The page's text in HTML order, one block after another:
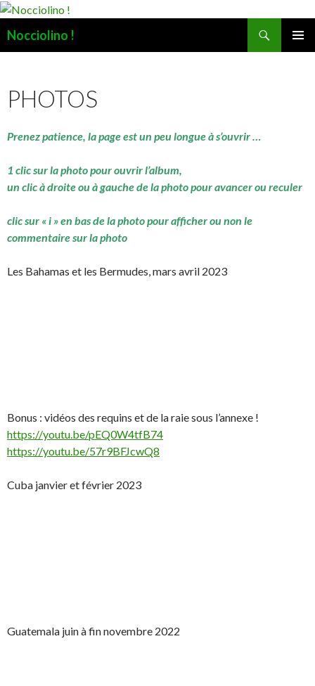
Nocciolino !
PHOTOS
Prenez patience, la page est un peu longue à s’ouvrir …
1 clic sur la photo pour ouvrir l’album,
un clic à droite ou à gauche de la photo pour avancer ou reculer
clic sur « i » en bas de la photo pour afficher ou non le
commentaire sur la photo
Les Bahamas et les Bermudes, mars avril 2023
Bonus : vidéos des requins et de la raie sous l’annexe !
https://youtu.be/pEQ0W4tfB74
https://youtu.be/57r9BFJcwQ8
Cuba janvier et février 2023
Guatemala juin à fin novembre 2022